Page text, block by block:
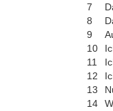
7
8
9
10
11
12
13
14